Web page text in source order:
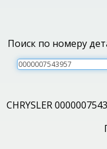
Поиск по номеру
CHRYSLER